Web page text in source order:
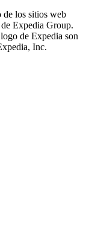
de los sitios web
Expedia Group.
de Expedia son
Inc.